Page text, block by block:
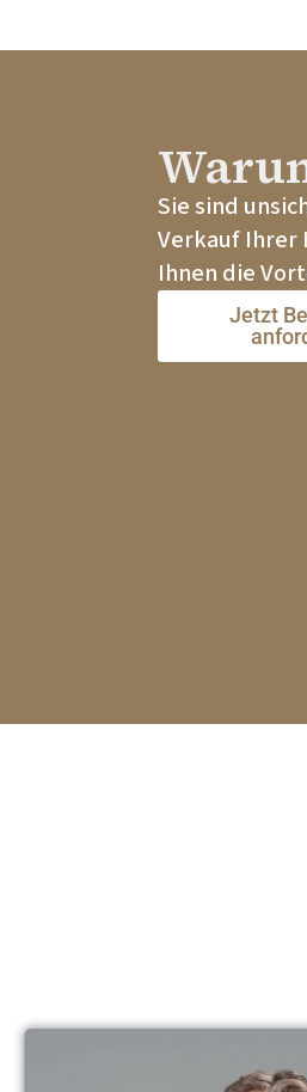
Sie sind
Verkauf Ihrer
Ihnen die
Jetzt